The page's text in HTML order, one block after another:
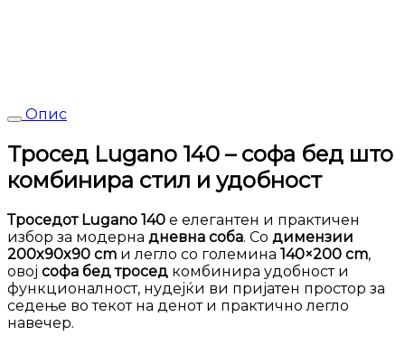
Опис
Тросед Lugano 140 – софа бед што
комбинира стил и удобност
Троседот Lugano 140 е елегантен и практичен
избор за модерна дневна соба. Со димензии
200x90x90 cm и легло со големина 140×200 cm,
овој софа бед тросед комбинира удобност и
функционалност, нудејќи ви пријатен простор за
седење во текот на денот и практично легло
навечер.